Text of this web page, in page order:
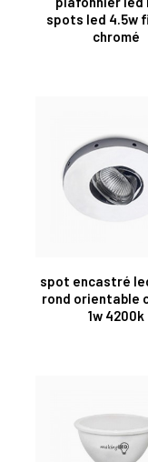
spots led 4.5w
chromé
spot encastré
rond orientable
1w 4200k